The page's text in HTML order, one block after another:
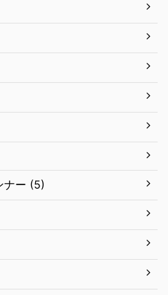
ナー (5)